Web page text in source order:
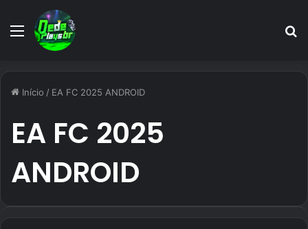
Menu
Início / EA FC 2025 ANDROID
EA FC 2025
ANDROID